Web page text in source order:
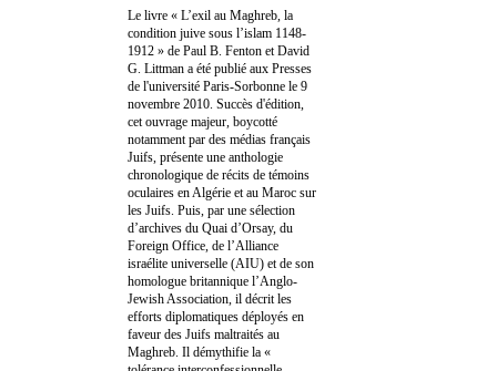
Le livre « L’exil au Maghreb, la
condition juive sous l’islam 1148-
1912 » de Paul B. Fenton et David
G. Littman a été publié aux Presses
de l'université Paris-Sorbonne le 9
novembre 2010. Succès d'édition,
cet ouvrage majeur, boycotté
notamment par des médias français
Juifs, présente une anthologie
chronologique de récits de témoins
oculaires en Algérie et au Maroc sur
les Juifs. Puis, par une sélection
d’archives du Quai d’Orsay, du
Foreign Office, de l’Alliance
israélite universelle (AIU) et de son
homologue britannique l’Anglo-
Jewish Association, il décrit les
efforts diplomatiques déployés en
faveur des Juifs maltraités au
Maghreb. Il démythifie la «